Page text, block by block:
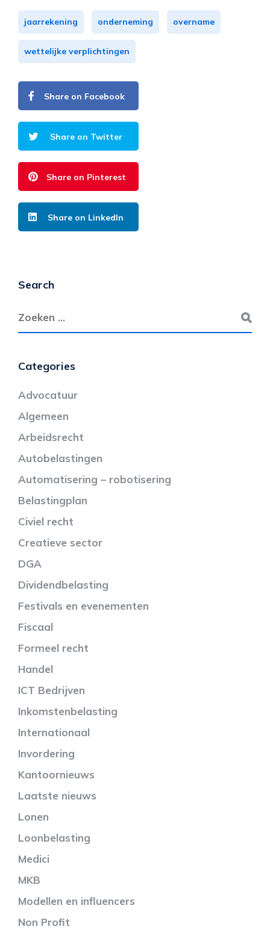
jaarrekening onderneming overname
wettelijke verplichtingen
Share on Facebook
Share on Twitter
Share on Pinterest
Share on LinkedIn
Search
Categories
Advocatuur
Algemeen
Arbeidsrecht
Autobelastingen
Automatisering – robotisering
Belastingplan
Civiel recht
Creatieve sector
DGA
Dividendbelasting
Festivals en evenementen
Fiscaal
Formeel recht
Handel
ICT Bedrijven
Inkomstenbelasting
Internationaal
Invordering
Kantoornieuws
Laatste nieuws
Lonen
Loonbelasting
Medici
MKB
Modellen en influencers
Non Profit